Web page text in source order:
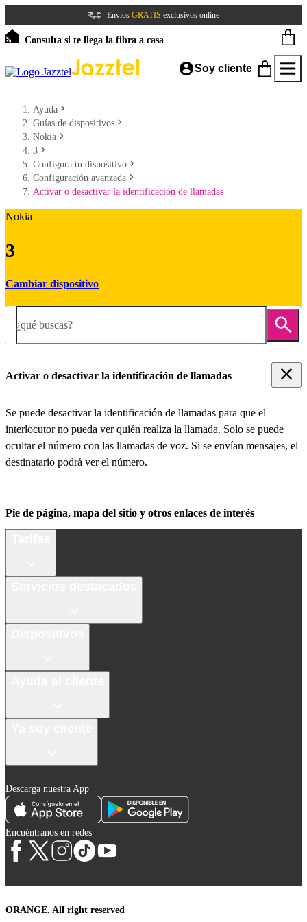
Envíos GRATIS exclusivos online
Consulta si te llega la fibra a casa
Soy cliente
Ayuda
Guías de dispositivos
Nokia
3
Configura tu dispositivo
Configuración avanzada
Activar o desactivar la identificación de llamadas
Nokia
3
Cambiar dispositivo
¿qué buscas?
Activar o desactivar la identificación de llamadas
Se puede desactivar la identificación de llamadas para que el
interlocutor no pueda ver quién realiza la llamada. Solo se puede
ocultar el número con las llamadas de voz. Si se envían mensajes, el
destinatario podrá ver el número.
Pie de página, mapa del sitio y otros enlaces de interés
Descarga nuestra App
Encuéntranos en redes
ORANGE. All right reserved